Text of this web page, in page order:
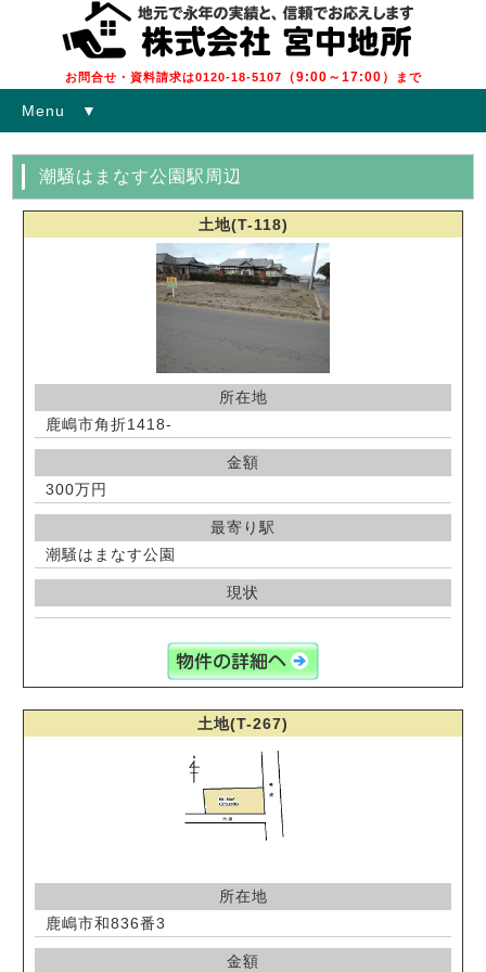
お問合せ・資料請求は0120-18-5107 （9:00～17:00） まで
Menu ▼
潮騒はまなす公園駅周辺
土地(T-118)
所在地
鹿嶋市角折1418-
金額
300万円
最寄り駅
潮騒はまなす公園
現状
土地(T-267)
所在地
鹿嶋市和836番3
金額